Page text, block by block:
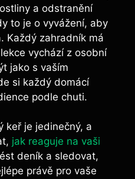
a odstranění
to je o vyvážení, aby
Každý zahradník má
vychází z osobní
jako s vaším
si každý domácí
podle chuti.
keř je jedinečný, a
jak reaguje na vaši
deník a sledovat,
právě pro vaše